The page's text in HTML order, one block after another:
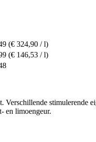
(€ 324,90 / l)
(€ 146,53 / l)
stimulerende
en limoengeur.